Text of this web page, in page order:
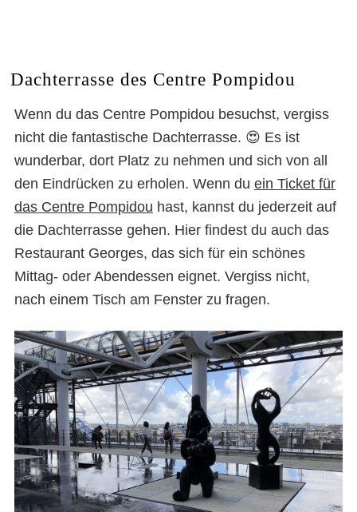
Das Centre Pompidou
Dachterrasse des Centre Pompidou
Wenn du das Centre Pompidou besuchst, vergiss
nicht die fantastische Dachterrasse. 😍 Es ist
wunderbar, dort Platz zu nehmen und sich von all
den Eindrücken zu erholen. Wenn du ein Ticket für
das Centre Pompidou hast, kannst du jederzeit auf
die Dachterrasse gehen. Hier findest du auch das
Restaurant Georges, das sich für ein schönes
Mittag- oder Abendessen eignet. Vergiss nicht,
nach einem Tisch am Fenster zu fragen.